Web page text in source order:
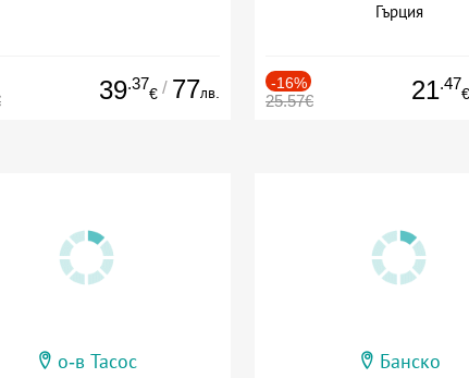
39.37
€ / 77лв.
Гърция
-16%
25.57€ 21.47
€
о-в Тасос Банско